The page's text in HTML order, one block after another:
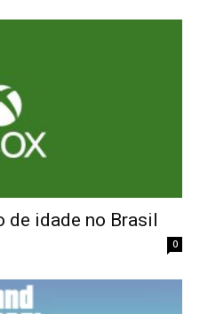
idade no Brasil
0